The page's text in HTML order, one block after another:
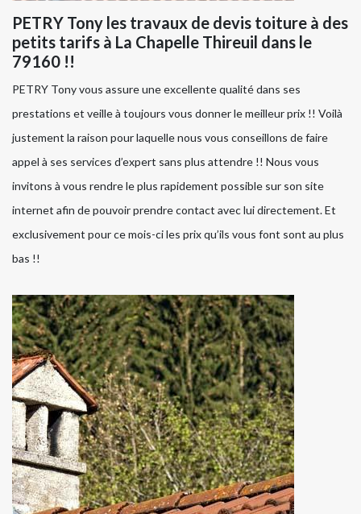
PETRY Tony les travaux de devis toiture à des
petits tarifs à La Chapelle Thireuil dans le
79160 !!
PETRY Tony vous assure une excellente qualité dans ses
prestations et veille à toujours vous donner le meilleur prix !! Voilà
justement la raison pour laquelle nous vous conseillons de faire
appel à ses services d’expert sans plus attendre !! Nous vous
invitons à vous rendre le plus rapidement possible sur son site
internet afin de pouvoir prendre contact avec lui directement. Et
exclusivement pour ce mois-ci les prix qu’ils vous font sont au plus
bas !!